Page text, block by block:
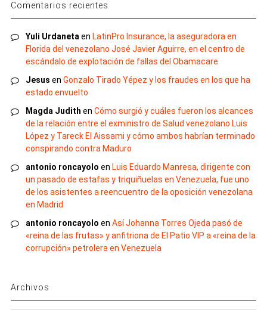
Comentarios recientes
Yuli Urdanetaen LatinPro Insurance, la aseguradora en
Florida del venezolano José Javier Aguirre, en el centro de
escándalo de explotación de fallas del Obamacare
Jesus en Gonzalo Tirado Yépez y los fraudes en los que ha
estado envuelto
Magda Judith en Cómo surgió y cuáles fueron los alcances
de la relación entre el exministro de Salud venezolano Luis
López y Tareck El Aissami y cómo ambos habrían terminado
conspirando contra Maduro
antonio roncayolo en Luis Eduardo Manresa, dirigente con
un pasado de estafas y triquiñuelas en Venezuela, fue uno
de los asistentes a reencuentro de la oposición venezolana
en Madrid
antonio roncayolo en Así Johanna Torres Ojeda pasó de
«reina de las frutas» y anfitriona de El Patio VIP a «reina de la
corrupción» petrolera en Venezuela
Archivos